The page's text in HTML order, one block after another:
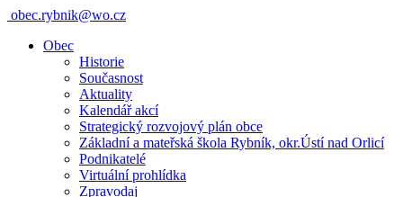
obec.rybnik@wo.cz
Obec
Historie
Současnost
Aktuality
Kalendář akcí
Strategický rozvojový plán obce
Základní a mateřská škola Rybník, okr.Ústí nad Orlicí
Podnikatelé
Virtuální prohlídka
Zpravodaj